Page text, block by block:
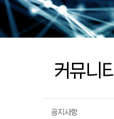
커뮤니티
공지사항